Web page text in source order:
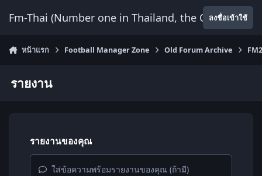
Fm-Thai (Number one in Thailand, the Onlyลงชื่อเข้าใช้
หน้าแรก Football Manager Zone Old Forum Archive
รายงาน
รายงานของคุณ
ใส่ข้อความพร้อมรายงานของคุณ (ถ้ามี)